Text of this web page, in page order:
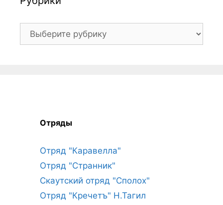
Рубрики
Отряды
Отряд "Каравелла"
Отряд "Странник"
Скаутский отряд "Сполох"
Отряд "Кречетъ" Н.Тагил